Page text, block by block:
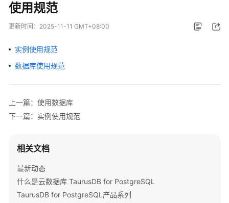
最
动
介
绍
速
入
门
内
使用规范
更新时间： 2025-11-11 GMT+08:00
实例使用规范
数据库使用规范
上一篇：使用数据库
下一篇：实例使用规范
相关文档
最新动态
什么是云数据库 TaurusDB for PostgreSQL
TaurusDB for PostgreSQL产品系列